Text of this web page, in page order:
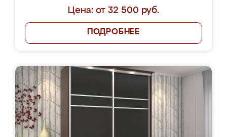
Цена: от 32 500 руб.
ПОДРОБНЕЕ